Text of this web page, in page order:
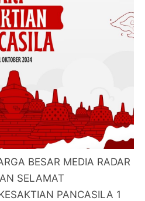
BESAR MEDIA RADAR
SELAMAT
PANCASILA 1